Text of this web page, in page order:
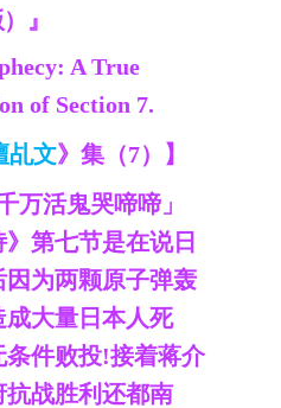
』
A True
of Section 7.
乩文》集（7）】
万活鬼哭啼啼」
》第七节是在说日
为两颗原子弹轰
大量日本人死
件败投!接着蒋介
战胜利还都南